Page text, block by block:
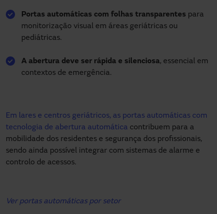
Portas automáticas com folhas transparentes para
monitorização visual em áreas geriátricas ou
pediátricas.
A abertura deve ser rápida e silenciosa, essencial em
contextos de emergência.
Em lares e centros geriátricos, as portas automáticas com
tecnologia de abertura automática contribuem para a
mobilidade dos residentes e segurança dos profissionais,
sendo ainda possível integrar com sistemas de alarme e
controlo de acessos.
Ver portas automáticas por setor